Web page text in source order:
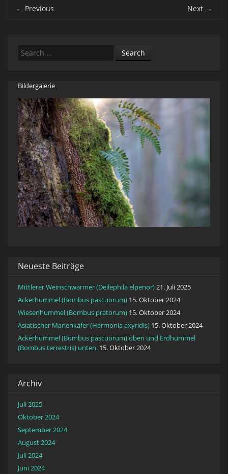
← Previous Next →
Search
Bildergalerie
Neueste Beiträge
Mittlerer Weinschwärmer (Deilephila elpenor)21. Juli 2025
Ackerhummel (Bombus pascuorum) 15. Oktober 2024
Wiesenhummel (Bombus pratorum) 15. Oktober 2024
Asiatischer Marienkäfer (Harmonia axyridis) 15. Oktober 2024
Ackerhummel (Bombus pascuorum) oben und Erdhummel
(Bombus terrestris) unten. 15. Oktober 2024
Archiv
Juli 2025
Oktober 2024
September 2024
August 2024
Juli 2024
Juni 2024